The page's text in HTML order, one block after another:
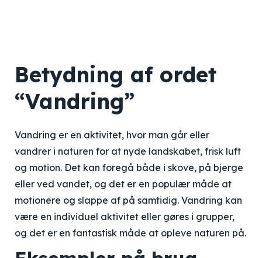
Betydning af ordet
“Vandring”
Vandring er en aktivitet, hvor man går eller
vandrer i naturen for at nyde landskabet, frisk luft
og motion. Det kan foregå både i skove, på bjerge
eller ved vandet, og det er en populær måde at
motionere og slappe af på samtidig. Vandring kan
være en individuel aktivitet eller gøres i grupper,
og det er en fantastisk måde at opleve naturen på.